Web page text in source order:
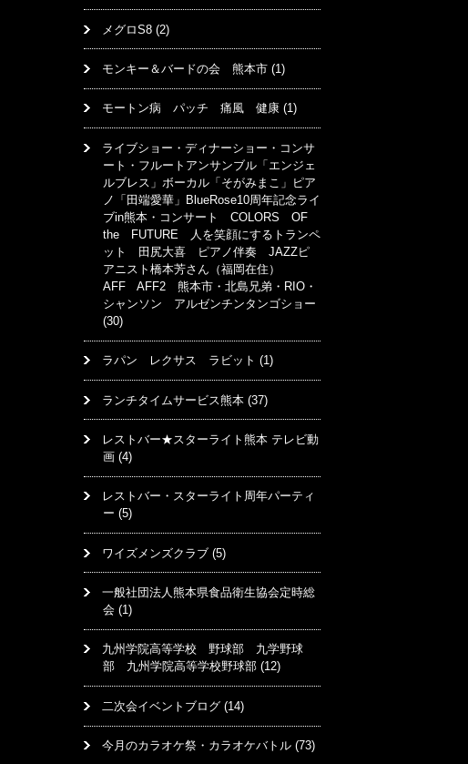
メグロS8 (2)
モンキー＆バードの会 熊本市 (1)
モートン病 パッチ 痛風 健康 (1)
ライブショー・ディナーショー・コンサ
ート・フルートアンサンブル「エンジェ
ルブレス」ボーカル「そがみまこ」ピア
ノ「田端愛華」BlueRose10周年記念ライ
ブin熊本・コンサート COLORS OF
the FUTURE 人を笑顔にするトランペ
ット 田尻大喜 ピアノ伴奏 JAZZピ
アニスト橋本芳さん（福岡在住）
AFF AFF2 熊本市・北島兄弟・RIO・
シャンソン アルゼンチンタンゴショー
(30)
ラパン レクサス ラビット (1)
ランチタイムサービス熊本 (37)
レストバー★スターライト熊本 テレビ動
画 (4)
レストバー・スターライト周年パーティ
ー (5)
ワイズメンズクラブ (5)
一般社団法人熊本県食品衛生協会定時総
会 (1)
九州学院高等学校 野球部 九学野球
部 九州学院高等学校野球部 (12)
二次会イベントブログ (14)
今月のカラオケ祭・カラオケバトル (73)